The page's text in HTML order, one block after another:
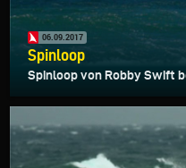
06.09.2017
Spinloop
Spinloop von Robby Swift